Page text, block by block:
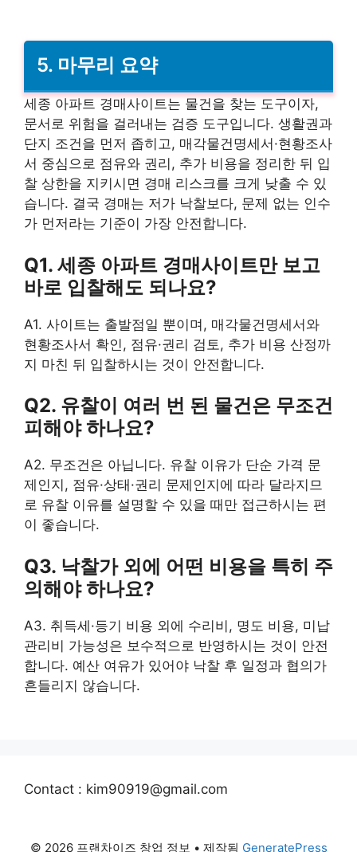
5. 마무리 요약
세종 아파트 경매사이트는 물건을 찾는 도구이자,
문서로 위험을 걸러내는 검증 도구입니다. 생활권과
단지 조건을 먼저 좁히고, 매각물건명세서·현황조사
서 중심으로 점유와 권리, 추가 비용을 정리한 뒤 입
찰 상한을 지키시면 경매 리스크를 크게 낮출 수 있
습니다. 결국 경매는 저가 낙찰보다, 문제 없는 인수
가 먼저라는 기준이 가장 안전합니다.
Q1. 세종 아파트 경매사이트만 보고
바로 입찰해도 되나요?
A1. 사이트는 출발점일 뿐이며, 매각물건명세서와
현황조사서 확인, 점유·권리 검토, 추가 비용 산정까
지 마친 뒤 입찰하시는 것이 안전합니다.
Q2. 유찰이 여러 번 된 물건은 무조건
피해야 하나요?
A2. 무조건은 아닙니다. 유찰 이유가 단순 가격 문
제인지, 점유·상태·권리 문제인지에 따라 달라지므
로 유찰 이유를 설명할 수 있을 때만 접근하시는 편
이 좋습니다.
Q3. 낙찰가 외에 어떤 비용을 특히 주
의해야 하나요?
A3. 취득세·등기 비용 외에 수리비, 명도 비용, 미납
관리비 가능성은 보수적으로 반영하시는 것이 안전
합니다. 예산 여유가 있어야 낙찰 후 일정과 협의가
흔들리지 않습니다.
Contact : kim90919@gmail.com
© 2026 프랜차이즈 창업 정보 • 제작됨 GeneratePress